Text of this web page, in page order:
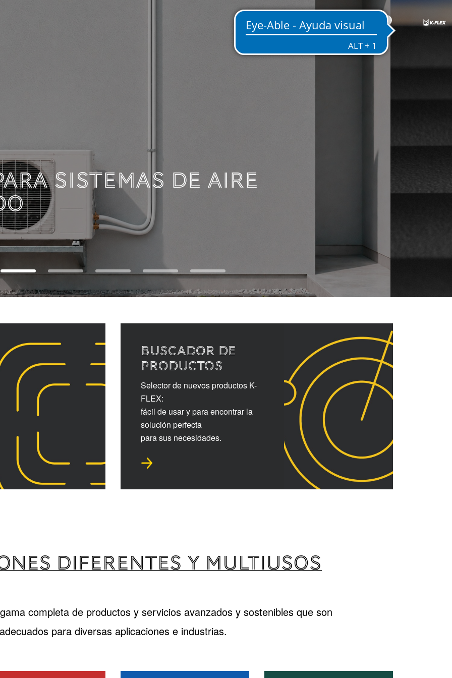
ES
TÉCNICA
BUSCADOR DE
PRODUCTOS
Selector de nuevos productos K-
FLEX:
fácil de usar y para encontrar la
solución perfecta
para sus necesidades.
DIFERENTES Y MULTIUSOS
completa de productos y servicios avanzados y sostenibles que son
para diversas aplicaciones e industrias.